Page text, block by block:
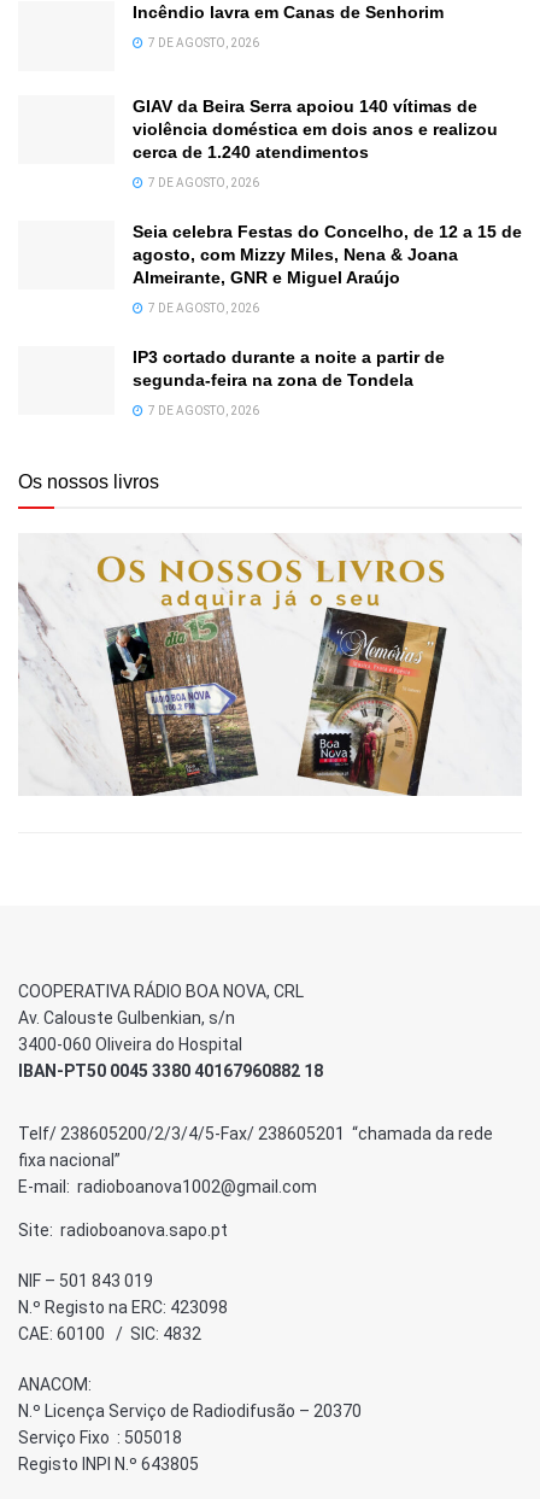
Incêndio lavra em Canas de Senhorim
7 DE AGOSTO, 2026
GIAV da Beira Serra apoiou 140 vítimas de
violência doméstica em dois anos e realizou
cerca de 1.240 atendimentos
7 DE AGOSTO, 2026
Seia celebra Festas do Concelho, de 12 a 15 de
agosto, com Mizzy Miles, Nena & Joana
Almeirante, GNR e Miguel Araújo
7 DE AGOSTO, 2026
IP3 cortado durante a noite a partir de
segunda-feira na zona de Tondela
7 DE AGOSTO, 2026
Os nossos livros
COOPERATIVA RÁDIO BOA NOVA, CRL
Av. Calouste Gulbenkian, s/n
3400-060 Oliveira do Hospital
IBAN-PT50 0045 3380 40167960882 18
Telf/ 238605200/2/3/4/5-Fax/ 238605201 “chamada da rede
fixa nacional”
E-mail: radioboanova1002@gmail.com
Site: radioboanova.sapo.pt
NIF – 501 843 019
N.º Registo na ERC: 423098
CAE: 60100 / SIC: 4832
ANACOM:
N.º Licença Serviço de Radiodifusão – 20370
Serviço Fixo : 505018
Registo INPI N.º 643805